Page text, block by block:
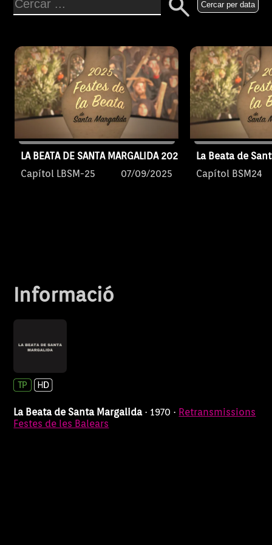
Cercar per data
LA BEATA DE SANTA MARGALIDA 2025
Capítol LBSM-25
07/09/2025
Encara que es desconeix
les festes del 1792, que se
celebraren arreu de l'illa amb
motiu de la beatificació de Sor
Catalina Tomàs.
La Beata de
Capítol BSM24
Informació
La Beata de Santa Margalida · 1970 · Retransmissions
Festes de les Balears